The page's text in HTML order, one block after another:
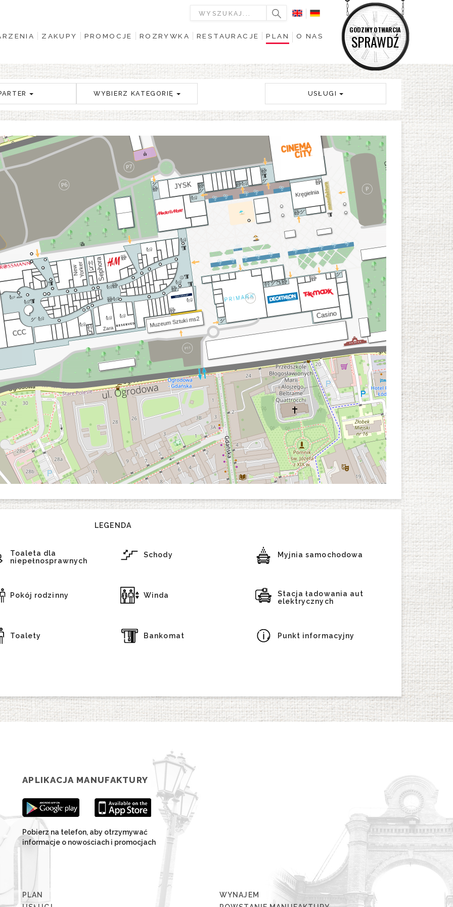
GODZINY OTWARCIA
SPRAWDŹ
ZAKUPY PROMOCJE ROZRYWKA RESTAURACJE PLAN O NAS
WYBIERZ KATEGORIĘ USŁUGI
LEGENDA
Toaleta dla
niepełnosprawnych
Schody Myjnia samochodowa
Pokój rodzinny Winda
Stacja ładowania aut
elektrycznych
Toalety Bankomat Punkt informacyjny
APLIKACJA MANUFAKTURY
Pobierz na telefon, aby otrzymywać
informacje o nowościach i promocjach
PLAN
WYNAJEM